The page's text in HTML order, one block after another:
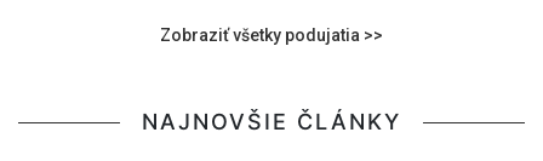
Zobraziť všetky podujatia >>
NAJNOVŠIE ČLÁNKY